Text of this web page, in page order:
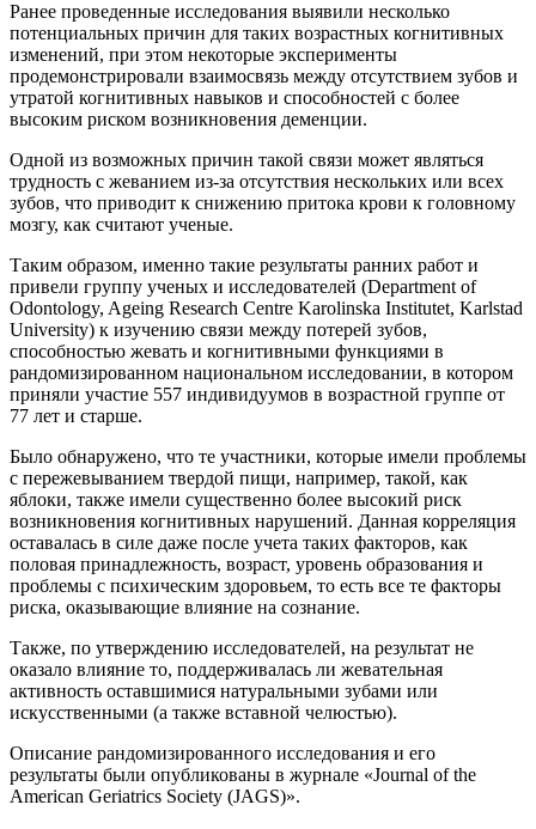
Ранее проведенные исследования выявили несколько
потенциальных причин для таких возрастных когнитивных
изменений, при этом некоторые эксперименты
продемонстрировали взаимосвязь между отсутствием зубов и
утратой когнитивных навыков и способностей с более
высоким риском возникновения деменции.
Одной из возможных причин такой связи может являться
трудность с жеванием из-за отсутствия нескольких или всех
зубов, что приводит к снижению притока крови к головному
мозгу, как считают ученые.
Таким образом, именно такие результаты ранних работ и
привели группу ученых и исследователей (Department of
Odontology, Ageing Research Centre Karolinska Institutet, Karlstad
University) к изучению связи между потерей зубов,
способностью жевать и когнитивными функциями в
рандомизированном национальном исследовании, в котором
приняли участие 557 индивидуумов в возрастной группе от
77 лет и старше.
Было обнаружено, что те участники, которые имели проблемы
с пережевыванием твердой пищи, например, такой, как
яблоки, также имели существенно более высокий риск
возникновения когнитивных нарушений. Данная корреляция
оставалась в силе даже после учета таких факторов, как
половая принадлежность, возраст, уровень образования и
проблемы с психическим здоровьем, то есть все те факторы
риска, оказывающие влияние на сознание.
Также, по утверждению исследователей, на результат не
оказало влияние то, поддерживалась ли жевательная
активность оставшимися натуральными зубами или
искусственными (а также вставной челюстью).
Описание рандомизированного исследования и его
результаты были опубликованы в журнале «Journal of the
American Geriatrics Society (JAGS)».